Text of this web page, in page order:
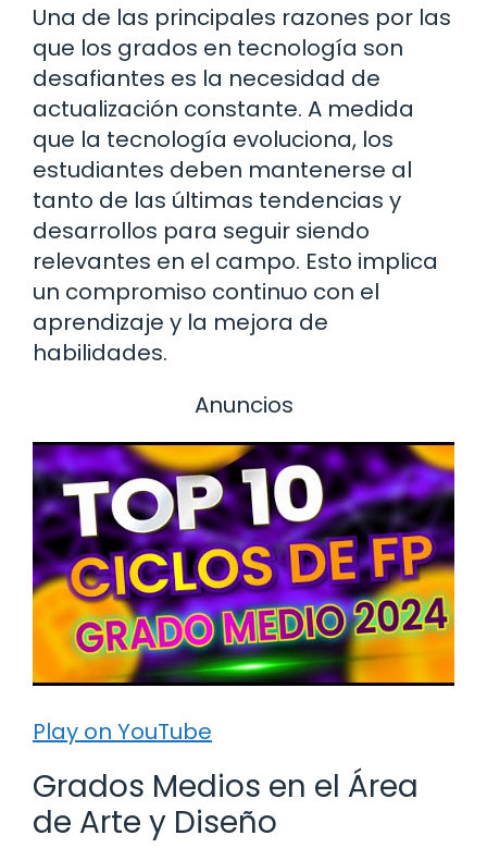
Una de las principales razones por las
que los grados en tecnología son
desafiantes es la necesidad de
actualización constante. A medida
que la tecnología evoluciona, los
estudiantes deben mantenerse al
tanto de las últimas tendencias y
desarrollos para seguir siendo
relevantes en el campo. Esto implica
un compromiso continuo con el
aprendizaje y la mejora de
habilidades.
Anuncios
Play on YouTube
Grados Medios en el Área
de Arte y Diseño